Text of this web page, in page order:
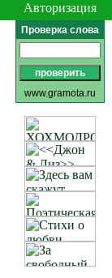
Авторизация
Проверка слова
www.gramota.ru